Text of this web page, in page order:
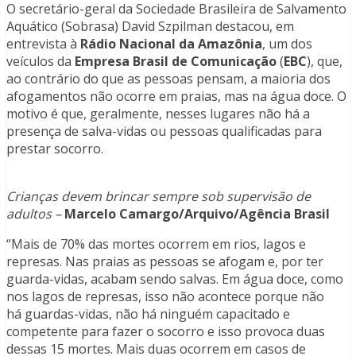
O secretário-geral da Sociedade Brasileira de Salvamento
Aquático (Sobrasa) David Szpilman destacou, em
entrevista à Rádio Nacional da Amazônia, um dos
veículos da Empresa Brasil de Comunicação(EBC), que,
ao contrário do que as pessoas pensam, a maioria dos
afogamentos não ocorre em praias, mas na água doce. O
motivo é que, geralmente, nesses lugares não há a
presença de salva-vidas ou pessoas qualificadas para
prestar socorro.
Crianças devem brincar sempre sob supervisão de
adultos –Marcelo Camargo/Arquivo/Agência Brasil
“Mais de 70% das mortes ocorrem em rios, lagos e
represas. Nas praias as pessoas se afogam e, por ter
guarda-vidas, acabam sendo salvas. Em água doce, como
nos lagos de represas, isso não acontece porque não
há guardas-vidas, não há ninguém capacitado e
competente para fazer o socorro e isso provoca duas
dessas 15 mortes. Mais duas ocorrem em casos de